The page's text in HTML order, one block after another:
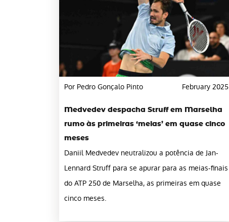
Por Pedro Gonçalo Pinto February 2025
Medvedev despacha Struff em Marselha
rumo às primeiras ‘meias’ em quase cinco
meses
Daniil Medvedev neutralizou a potência de Jan-
Lennard Struff para se apurar para as meias-finais
do ATP 250 de Marselha, as primeiras em quase
cinco meses.